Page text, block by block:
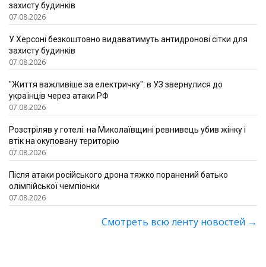
захисту будинків
07.08.2026
У Херсоні безкоштовно видаватимуть антидронові сітки для
захисту будинків
07.08.2026
"Життя важливіше за електричку": в УЗ звернулися до
українців через атаки РФ
07.08.2026
Розстріляв у готелі: на Миколаївщині ревнивець убив жінку і
втік на окуповану територію
07.08.2026
Після атаки російського дрона тяжко поранений батько
олімпійської чемпіонки
07.08.2026
Смотреть всю ленту новостей →